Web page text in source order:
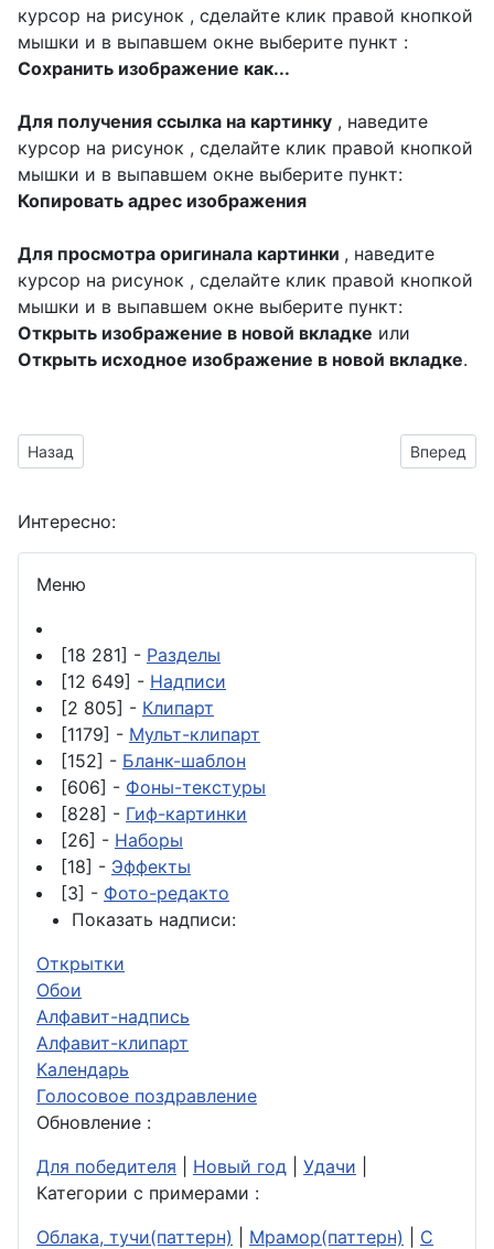
курсор на рисунок , сделайте клик правой кнопкой
мышки и в выпавшем окне выберите пункт :
Сохранить изображение как...
Для получения ссылка на картинку , наведите
курсор на рисунок , сделайте клик правой кнопкой
мышки и в выпавшем окне выберите пункт:
Копировать адрес изображения
Для просмотра оригинала картинки , наведите
курсор на рисунок , сделайте клик правой кнопкой
мышки и в выпавшем окне выберите пункт:
Открыть изображение в новой вкладке или
Открыть исходное изображение в новой вкладке.
Предыдущий материал: оформить поздравление к
Назад Вперед
Интересно:
Меню
[18 281] - Разделы
[12 649] - Надписи
[2 805] - Клипарт
[1179] - Мульт-клипарт
[152] - Бланк-шаблон
[606] - Фоны-текстуры
[828] - Гиф-картинки
[26] - Наборы
[18] - Эффекты
[3] - Фото-редакто
Показать надписи:
Открытки
Обои
Алфавит-надпись
Алфавит-клипарт
Календарь
Голосовое поздравление
Обновление :
Для победителя
Новый год Удачи
Категории с примерами :
Облака, тучи(паттерн)
Мрамор(паттерн)
С